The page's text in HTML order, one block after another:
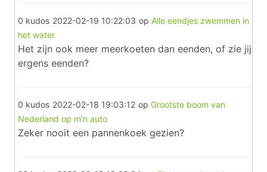
0 kudos 2022-02-19 10:22:03 op Alle eendjes zwemmen in
het water
Het zijn ook meer meerkoeten dan eenden, of zie jij
ergens eenden?
0 kudos 2022-02-18 19:03:12 op Grootste boom van
Nederland op m’n auto
Zeker nooit een pannenkoek gezien?